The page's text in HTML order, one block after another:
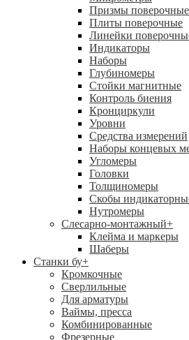
Призмы поверочные
Плиты поверочные
Линейки
Индикаторы
Наборы
Глубиномеры
Стойки магнитные
Контроль биения
Кронциркули
Уровни
Средства измерений
Наборы концевых
Угломеры
Головки
Толщиномеры
Скобы
Нутромеры
Слесарно-монтажный+
Клейма и маркеры
Шаберы
Станки бу+
Кромкочные
Сверлильные
Для арматуры
Ваймы, пресса
Комбинированные
Фрезерные